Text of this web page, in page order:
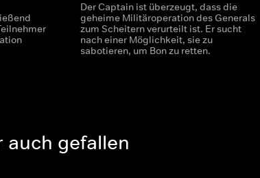
Der Captain ist überzeugt, dass die
geheime Militäroperation des Generals
zum Scheitern verurteilt ist. Er sucht
nach einer Möglichkeit, sie zu
sabotieren, um Bon zu retten.
auch gefallen